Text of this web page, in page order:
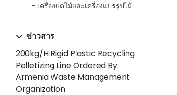
เครื่องบดไม้และเครื่องแปรรูปไม้
ข่าวสาร
200kg/h Rigid Plastic Recycling
Pelletizing Line Ordered By
Armenia Waste Management
Organization